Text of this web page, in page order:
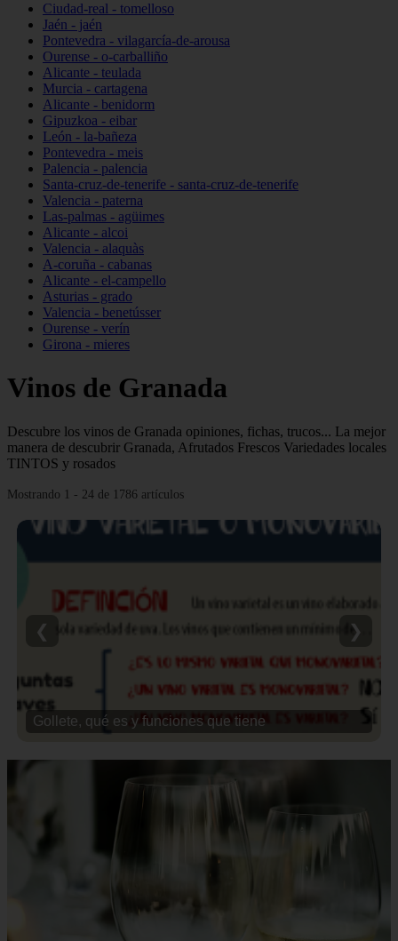
Ciudad-real - tomelloso
Jaén - jaén
Pontevedra - vilagarcía-de-arousa
Ourense - o-carballiño
Alicante - teulada
Murcia - cartagena
Alicante - benidorm
Gipuzkoa - eibar
León - la-bañeza
Pontevedra - meis
Palencia - palencia
Santa-cruz-de-tenerife - santa-cruz-de-tenerife
Valencia - paterna
Las-palmas - agüimes
Alicante - alcoi
Valencia - alaquàs
A-coruña - cabanas
Alicante - el-campello
Asturias - grado
Valencia - benetússer
Ourense - verín
Girona - mieres
Vinos de Granada
Descubre los vinos de Granada opiniones, fichas, trucos... La mejor
manera de descubrir Granada, Afrutados Frescos Variedades locales
TINTOS y rosados
Mostrando 1 - 24 de 1786 artículos
Gollete, qué es y funciones que tiene
❮ ❯